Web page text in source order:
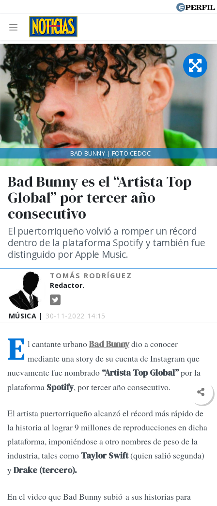
MÚSICA | 30-11-2022 14:15
Bad Bunny es el “Artista Top
Global” por tercer año
consecutivo
El puertorriqueño volvió a romper un récord
dentro de la plataforma Spotify y también fue
distinguido por Apple Music.
TOMÁS RODRÍGUEZ
Redactor.
BAD BUNNY | FOTO:CEDOC
E l cantante urbanoBad Bunnydio a conocer
mediante una story de su cuenta de Instagram que
nuevamente fue nombrado “Artista Top Global”por la
plataforma Spotify, por tercer año consecutivo.
El artista puertorriqueño alcanzó el récord más rápido de
la historia al lograr 9 millones de reproducciones en dicha
plataforma, imponiéndose a otro nombres de peso de la
industria, tales como Taylor Swift(quien salió segunda)
y Drake (tercero).
En el video que Bad Bunny subió a sus historias para